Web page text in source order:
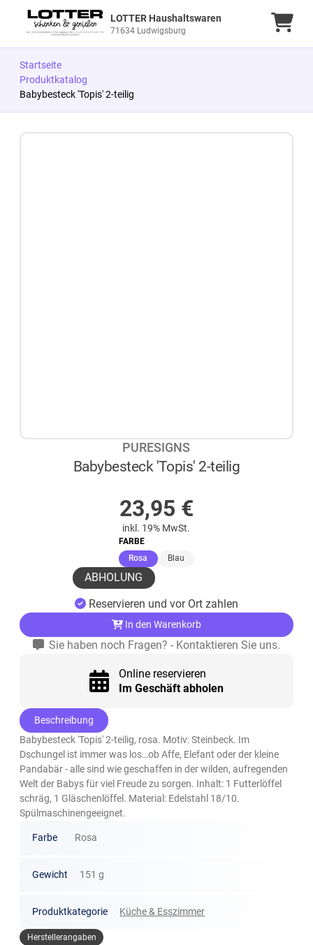
LOTTER Haushaltswaren
71634 Ludwigsburg
Startseite
Produktkatalog
Babybesteck 'Topis' 2-teilig
PURESIGNS
Babybesteck 'Topis' 2-teilig
23,95 €
inkl. 19% MwSt.
FARBE
Rosa (ausgewählt)
Blau
ABHOLUNG
Reservieren und vor Ort zahlen
In den Warenkorb
Sie haben noch Fragen? - Kontaktieren Sie uns.
Online reservieren
Im Geschäft abholen
Beschreibung
Babybesteck 'Topis' 2-teilig, rosa. Motiv: Steinbeck. Im
Dschungel ist immer was los…ob Affe, Elefant oder der kleine
Pandabär - alle sind wie geschaffen in der wilden, aufregenden
Welt der Babys für viel Freude zu sorgen. Inhalt: 1 Futterlöffel
schräg, 1 Gläschenlöffel. Material: Edelstahl 18/10.
Spülmaschinengeeignet.
Farbe Rosa
Gewicht 151 g
Produktkategorie Küche & Esszimmer
Herstellerangaben